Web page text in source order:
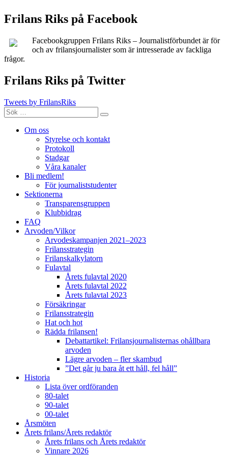
Frilans Riks på Facebook
Facebookgruppen Frilans Riks – Journalistförbundet är för
och av frilansjournalister som är intresserade av fackliga
frågor.
Frilans Riks på Twitter
Tweets by FrilansRiks
Sök
efter:
Sök
Om oss
Styrelse och kontakt
Protokoll
Stadgar
Våra kanaler
Bli medlem!
För journaliststudenter
Sektionerna
Transparensgruppen
Klubbidrag
FAQ
Arvoden/Vilkor
Arvodeskampanjen 2021–2023
Frilansstrategin
Frilanskalkylatorn
Fulavtal
Årets fulavtal 2020
Årets fulavtal 2022
Årets fulavtal 2023
Försäkringar
Frilansstrategin
Hat och hot
Rädda frilansen!
Debattartikel: Frilansjournalisternas ohållbara
arvoden
Lägre arvoden – fler skambud
”Det går ju bara åt ett håll, fel håll”
Historia
Lista över ordföranden
80-talet
90-talet
00-talet
Årsmöten
Årets frilans/Årets redaktör
Årets frilans och Årets redaktör
Vinnare 2026